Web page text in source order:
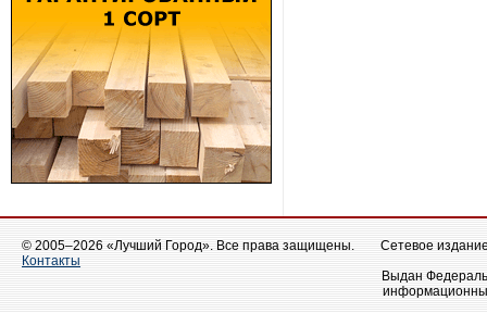
© 2005–2026 «Лучший Город». Все права защищены.
Контакты
Сетевое
Выдан